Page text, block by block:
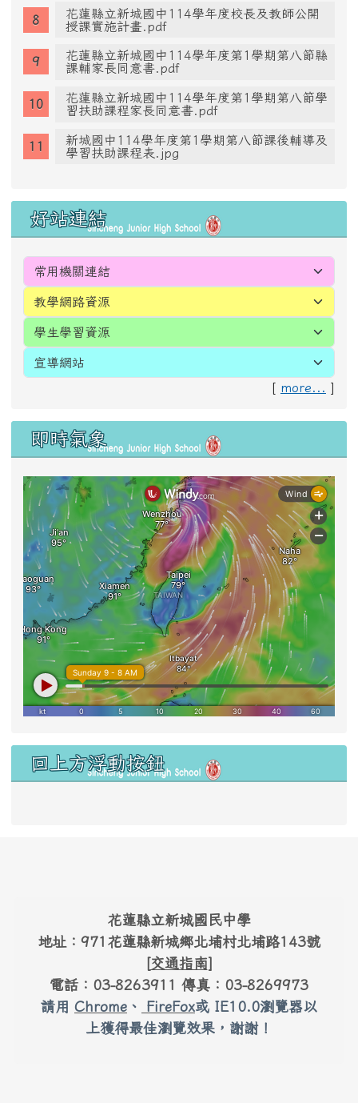
花蓮縣立新城國中114學年度校長及教師公開
授課實施計畫.pdf
花蓮縣立新城國中114學年度第1學期第八節縣
課輔家長同意書.pdf
花蓮縣立新城國中114學年度第1學期第八節學
習扶助課程家長同意書.pdf
新城國中114學年度第1學期第八節課後輔導及
學習扶助課程表.jpg
好站連結
[ more... ]
即時氣象
右邊區域內容
回上方浮動按鈕
花蓮縣立新城國民中學
地址：971花蓮縣新城鄉北埔村北埔路143號
交通指南
電話：03-8263911 傳真：03-8269973
請用 Chrome 、 FireFox或 IE10.0瀏覽器以
上獲得最佳瀏覽效果，謝謝！